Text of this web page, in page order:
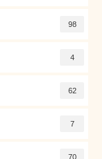
98
4
62
7
70